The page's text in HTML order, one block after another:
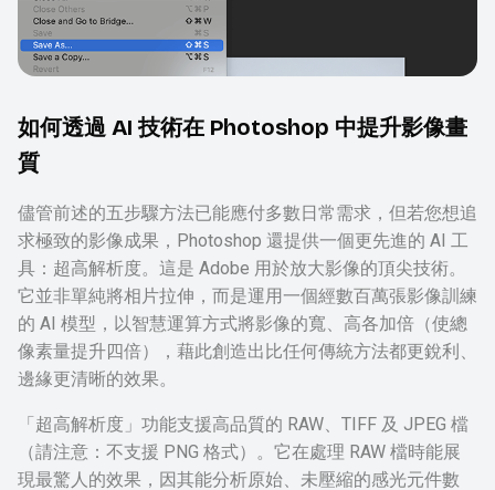
如何透過 AI 技術在 Photoshop 中提升影像畫
質
儘管前述的五步驟方法已能應付多數日常需求，但若您想追
求極致的影像成果，Photoshop 還提供一個更先進的 AI 工
具：超高解析度。這是 Adobe 用於放大影像的頂尖技術。
它並非單純將相片拉伸，而是運用一個經數百萬張影像訓練
的 AI 模型，以智慧運算方式將影像的寬、高各加倍（使總
像素量提升四倍），藉此創造出比任何傳統方法都更銳利、
邊緣更清晰的效果。
「超高解析度」功能支援高品質的 RAW、TIFF 及 JPEG 檔
（請注意：不支援 PNG 格式）。它在處理 RAW 檔時能展
現最驚人的效果，因其能分析原始、未壓縮的感光元件數